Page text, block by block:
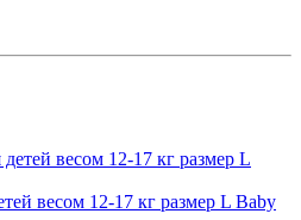
весом 12-17 кг размер L Baby